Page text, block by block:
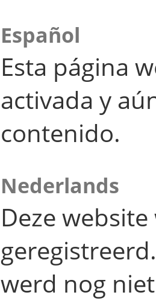
Español
Esta página
activada y
contenido.
Nederlands
Deze
werd nog